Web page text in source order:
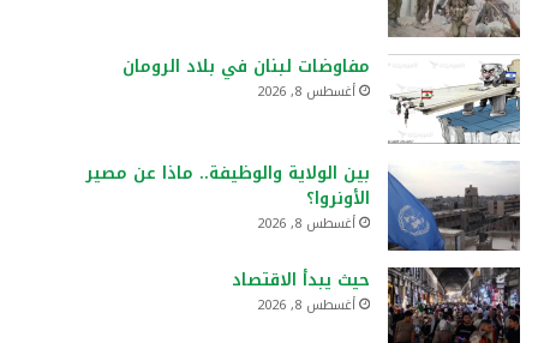
مفاوضات لبنان في بلاد الرومان
أغسطس 8, 2026
بين الولاية والوظيفة.. ماذا عن مصير
الأونروا؟
أغسطس 8, 2026
حيث يبدأ الاقتصاد
أغسطس 8, 2026